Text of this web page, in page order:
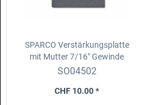
SPARCO Verstärkungsplatte
mit Mutter 7/16" Gewinde
Platte 8x5cm, 3mm dick aus
SO04502
CHF 10.00 *